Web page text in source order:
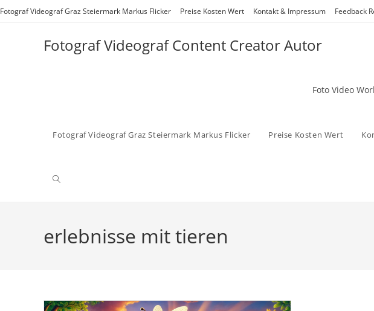
Zum
Fotograf Videograf Graz Steiermark Markus Flicker Preise Kosten Wert Kontakt & Impressum Feedback
Fotograf Videograf Content Creator Autor
Foto Video
Fotograf Videograf Graz Steiermark Markus Flicker Preise Kosten Wert
Website-
erlebnisse mit tieren